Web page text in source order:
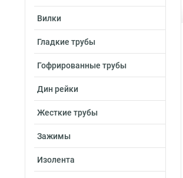
Вилки
Гладкие трубы
Гофрированные трубы
Дин рейки
Жесткие трубы
Зажимы
Изолента